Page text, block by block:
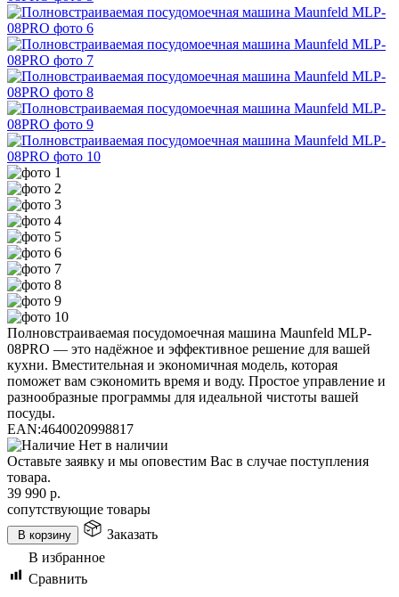
Полновстраиваемая посудомоечная машина Maunfeld MLP-
08PRO — это надёжное и эффективное решение для вашей
кухни. Вместительная и экономичная модель, которая
поможет вам сэкономить время и воду. Простое управление и
разнообразные программы для идеальной чистоты вашей
посуды.
EAN:4640020998817
Нет в наличии
Оставьте заявку и мы оповестим Вас в случае поступления
товара.
39 990 р.
сопутствующие товары
В корзину
Заказать
В избранное
Сравнить